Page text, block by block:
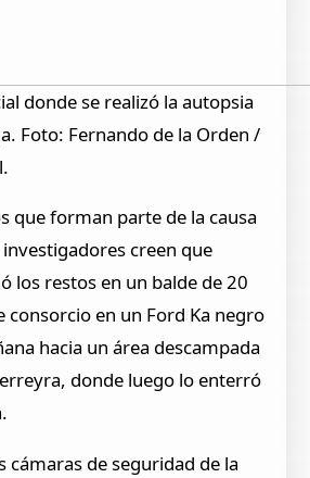
donde se realizó la autopsia
Foto: Fernando de la Orden /
que forman parte de la causa
creen que
los restos en un balde de 20
consorcio en un Ford Ka negro
hacia un área descampada
donde luego lo enterró
cámaras de seguridad de la